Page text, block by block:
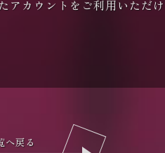
アカウントをご利用いただ
へ戻る